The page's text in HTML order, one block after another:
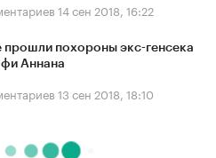
14 сен 2018, 16:22
прошли похороны экс-генсека
Аннана
13 сен 2018, 18:10